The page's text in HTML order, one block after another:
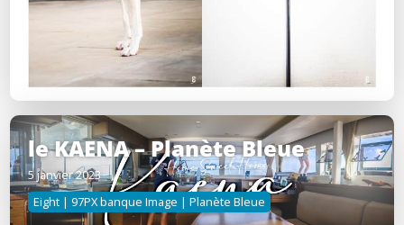
le KAENA – Planète Bleue
5 janvier 2023
Eight | 97PX banque Image | Planète Bleue